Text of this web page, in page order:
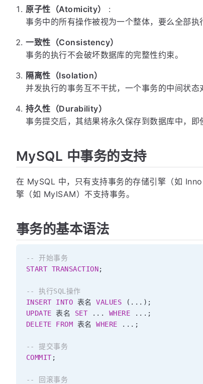
原子性（Atomicity）
:
事务中的所有操作被视为一个整体，要么全部
一致性（Consistency）
事务的执行不会破坏数据库的完整性约束。
隔离性（Isolation）
并发执行的事务互不干扰，一个事务的中间状态
持久性（Durability）
事务提交后，其结果将永久保存到数据库中，
MySQL 中事务的支持
在 MySQL 中，只有支持事务的存储引擎（如
擎（如 MyISAM）不支持事务。
事务的基本语法
-- 开始事务
START TRANSACTION;
-- 执行SQL操作
INSERT
INTO 表名 VALUES ( . . . ) ;
UPDATE 表名 SET . . . WHERE . . . ;
DELETE
FROM 表名 WHERE . . . ;
-- 提交事务
COMMIT ;
-- 回滚事务